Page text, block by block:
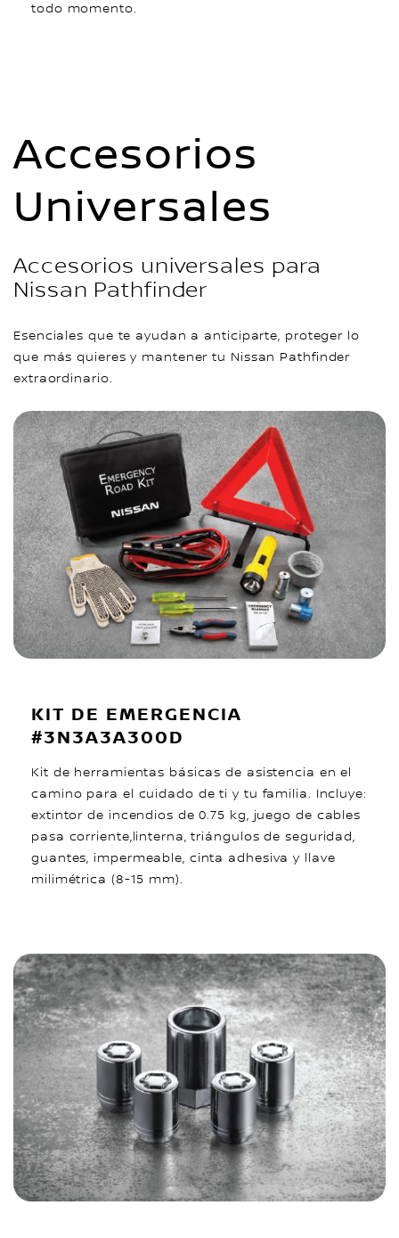
todo momento.
Accesorios
Universales
Accesorios universales para
Nissan Pathfinder
Esenciales que te ayudan a anticiparte, proteger lo
que más quieres y mantener tu Nissan Pathfinder
extraordinario.
KIT DE EMERGENCIA
#3N3A3A300D
Kit de herramientas básicas de asistencia en el
camino para el cuidado de ti y tu familia. Incluye:
extintor de incendios de 0.75 kg, juego de cables
pasa corriente,linterna, triángulos de seguridad,
guantes, impermeable, cinta adhesiva y llave
milimétrica (8-15 mm).